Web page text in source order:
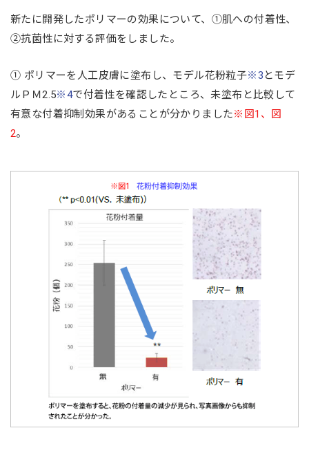
新たに開発したポリマーの効果について、①肌への付着性、
②抗菌性に対する評価をしました。
① ポリマーを人工皮膚に塗布し、モデル花粉粒子※3とモデ
ルＰＭ2.5※4で付着性を確認したところ、未塗布と比較して
有意な付着抑制効果があることが分かりました※図1、図
2。